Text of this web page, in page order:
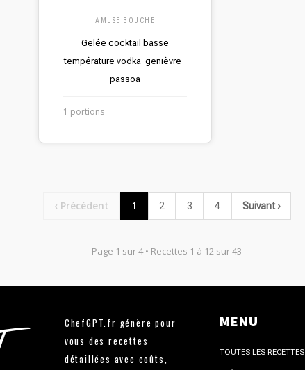
AMUSE BOUCHE
Gelée cocktail basse
température vodka-genièvre-
passoa
1 portions
‹ Précédent 1 2 3 4 Suivant ›
Page 1 sur 4 • Recettes 1 à 12 sur 43
ChefGPT.fr génère pour
vous des recettes
détaillées avec coûts,
MENU
TOUTES LES RECETTES